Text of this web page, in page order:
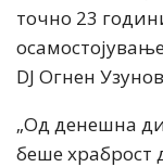
точно 23
DJ Огнен
„Од денешна
беше храброст